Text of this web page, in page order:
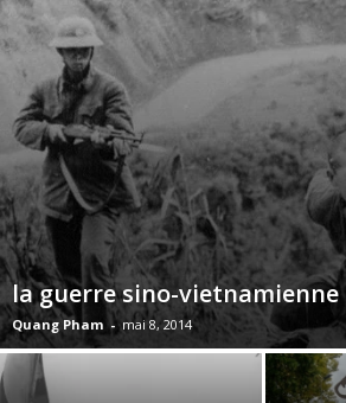
la guerre sino-vietnamienne
Quang Pham - mai 8, 2014